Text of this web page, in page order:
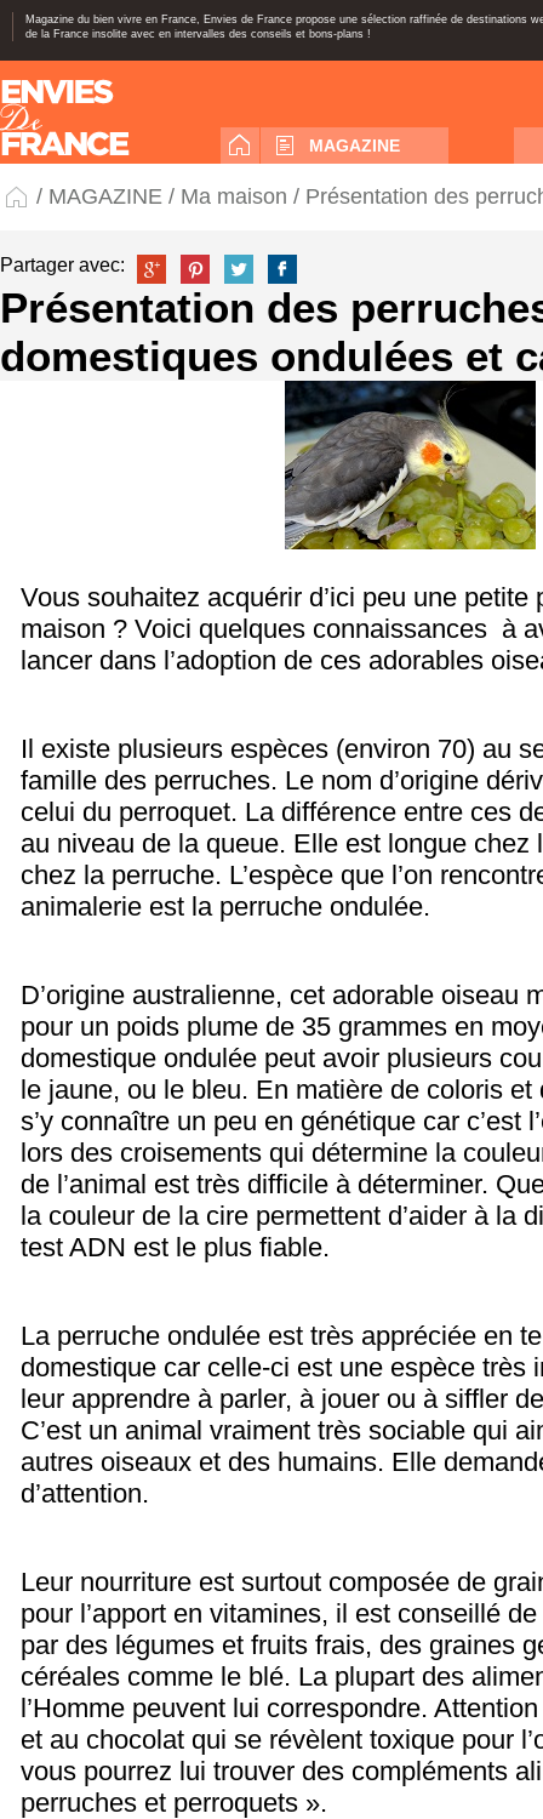
Magazine du bien vivre en France, Envies de France propose une sélection raffinée de destinations
de la France insolite avec en intervalles des conseils et bons-plans !
MAGAZINE
/ MAGAZINE / Ma maison / Présentation des
Partager avec:
Présentation des
domestiques ondulées et
Vous souhaitez acquérir d’ici peu une petite
maison ? Voici quelques connaissances à
lancer dans l’adoption de ces adorables
Il existe plusieurs espèces (environ 70) au
famille des perruches. Le nom d’origine
celui du perroquet. La différence entre ces
au niveau de la queue. Elle est longue chez
chez la perruche. L’espèce que l’on
animalerie est la perruche ondulée.
D’origine australienne, cet adorable oiseau
pour un poids plume de 35 grammes en
domestique ondulée peut avoir plusieurs
le jaune, ou le bleu. En matière de coloris
s’y connaître un peu en génétique car c’est
lors des croisements qui détermine la
de l’animal est très difficile à déterminer.
la couleur de la cire permettent d’aider à la
test ADN est le plus fiable.
La perruche ondulée est très appréciée en
domestique car celle-ci est une espèce très
leur apprendre à parler, à jouer ou à siffler
C’est un animal vraiment très sociable qui
autres oiseaux et des humains. Elle
d’attention.
Leur nourriture est surtout composée de
pour l’apport en vitamines, il est conseillé
par des légumes et fruits frais, des graines
céréales comme le blé. La plupart des
l’Homme peuvent lui correspondre.
et au chocolat qui se révèlent toxique pour
vous pourrez lui trouver des compléments
perruches et perroquets ».